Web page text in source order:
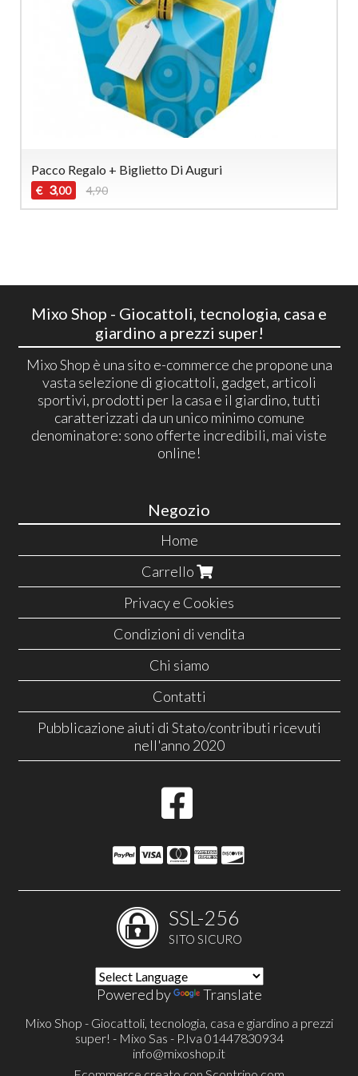
Pacco Regalo + Biglietto Di Auguri
€ 3,00 4,90
Mixo Shop - Giocattoli, tecnologia, casa e
giardino a prezzi super!
Mixo Shop è una sito e-commerce che propone una
vasta selezione di giocattoli, gadget, articoli
sportivi, prodotti per la casa e il giardino, tutti
caratterizzati da un unico minimo comune
denominatore: sono offerte incredibili, mai viste
online!
Negozio
Home
Carrello
Privacy e Cookies
Condizioni di vendita
Chi siamo
Contatti
Pubblicazione aiuti di Stato/contributi ricevuti
nell'anno 2020
SSL-256
SITO SICURO
Powered by Translate
Mixo Shop - Giocattoli, tecnologia, casa e giardino a prezzi
super! - Mixo Sas - P.Iva 01447830934
info@mixoshop.it